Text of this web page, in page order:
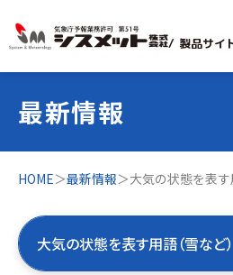
/ 製品サイ
最新情報
HOME＞最新情報＞大気の状態を表す
大気の状態を表す用語（雪など）